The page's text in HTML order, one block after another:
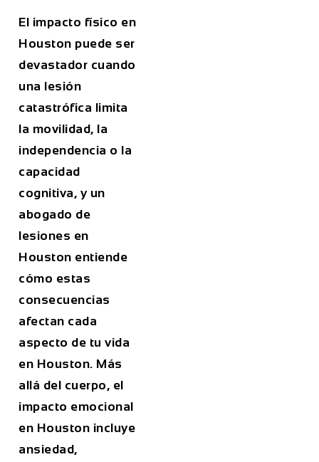
El impacto físico en
Houston puede ser
devastador cuando
una lesión
catastrófica limita
la movilidad, la
independencia o la
capacidad
cognitiva, y un
abogado de
lesiones en
Houston entiende
cómo estas
consecuencias
afectan cada
aspecto de tu vida
en Houston. Más
allá del cuerpo, el
impacto emocional
en Houston incluye
ansiedad,